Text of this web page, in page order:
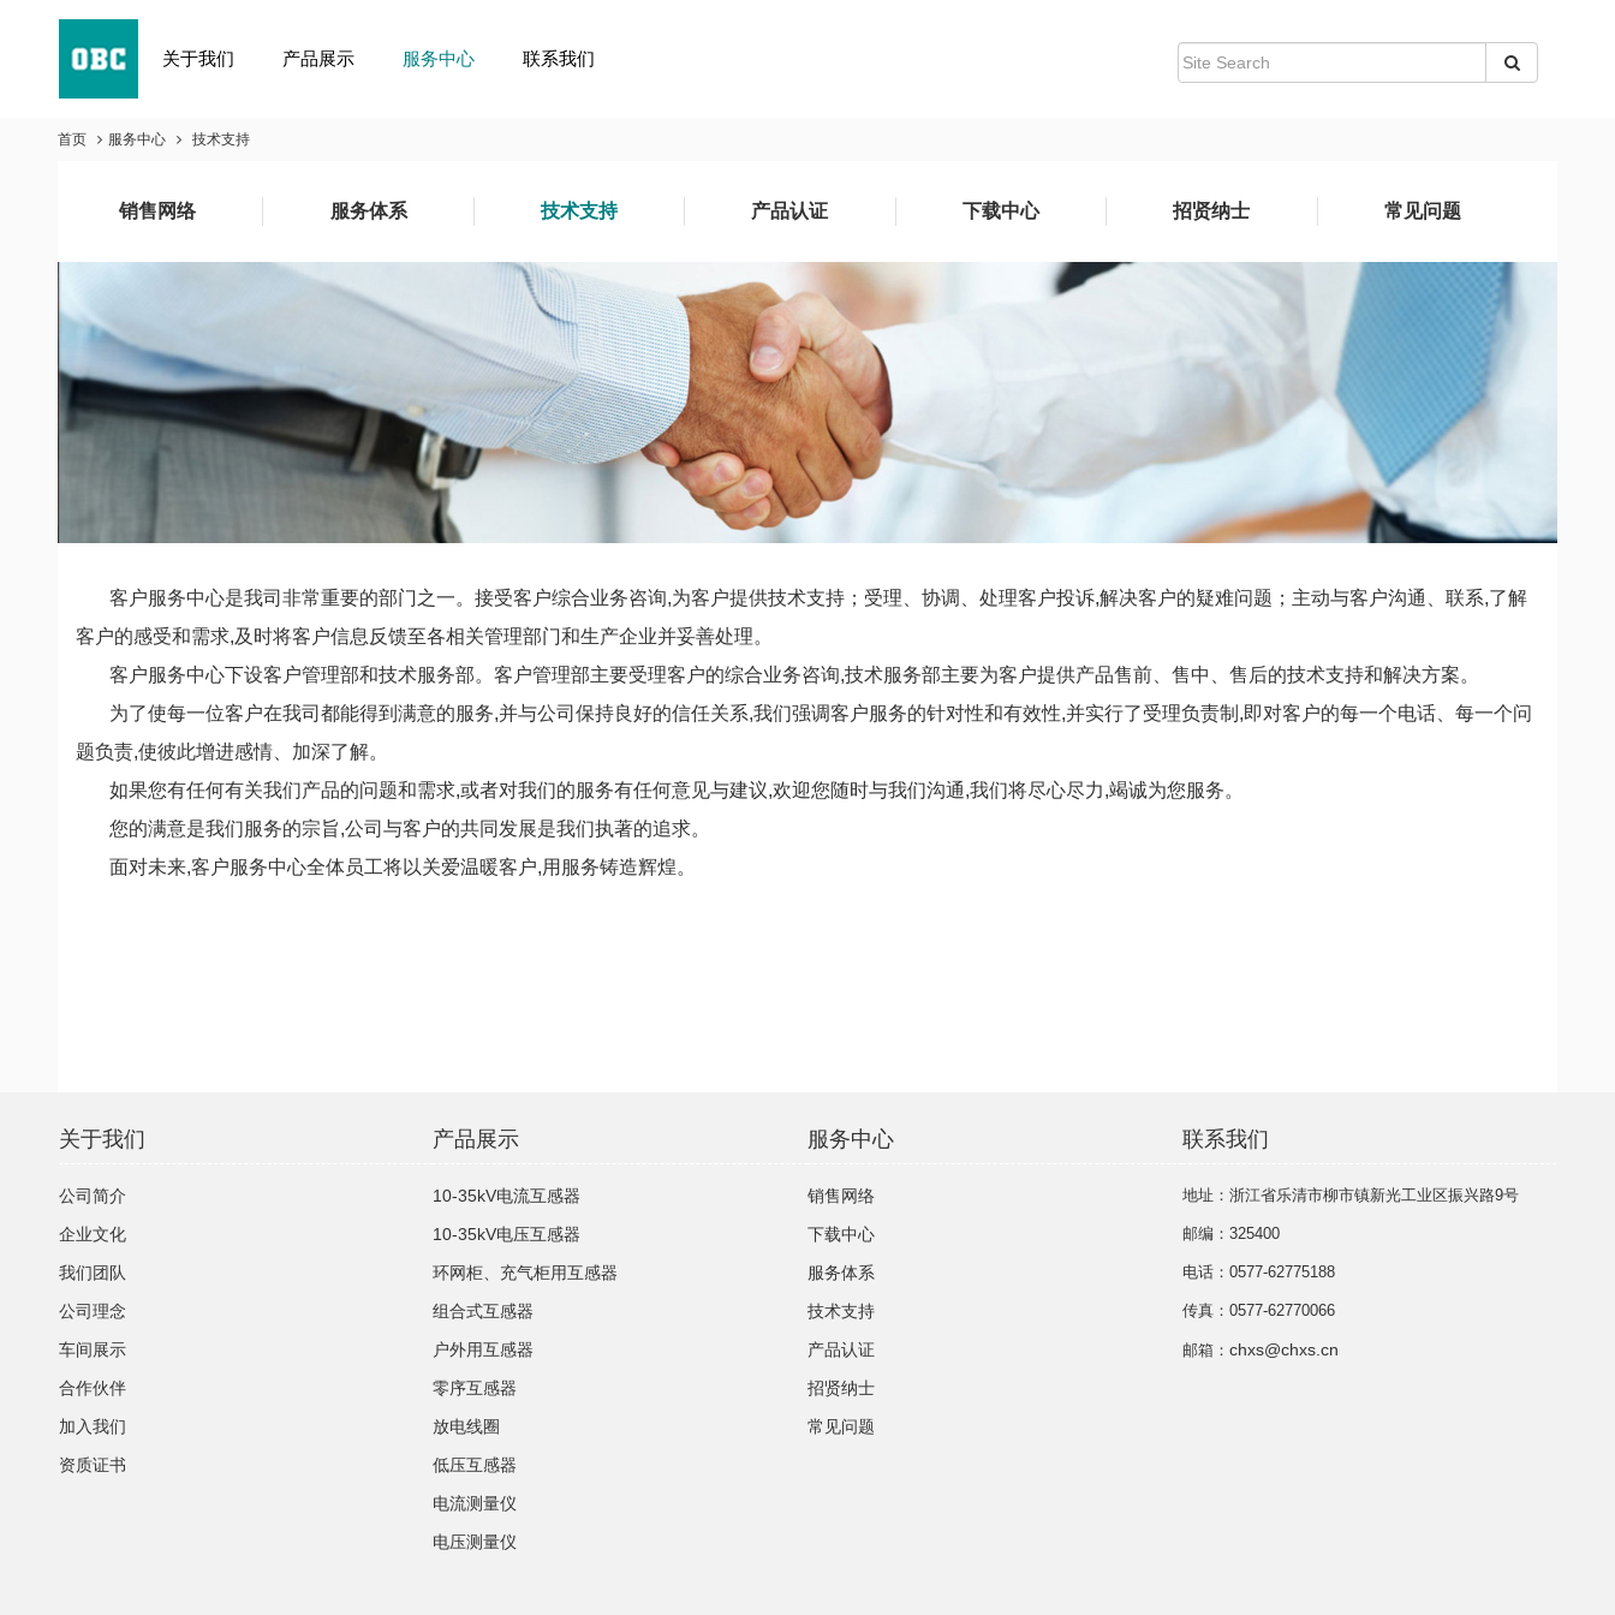
关于我们
产品展示
关于我们 产品展示 服务中心 联系我们
首页 服务中心 技术支持
销售网络 服务体系 技术支持 产品认证 下载中心 招贤纳士 常见问题
客户服务中心是我司非常重要的部门之一。接受客户综合业务咨询,为客户提供技术支持；受理、协调、处理客户投诉,解决客户的疑难问题；主动与客户沟通、联系,了解
客户的感受和需求,及时将客户信息反馈至各相关管理部门和生产企业并妥善处理。
客户服务中心下设客户管理部和技术服务部。客户管理部主要受理客户的综合业务咨询,技术服务部主要为客户提供产品售前、售中、售后的技术支持和解决方案。
为了使每一位客户在我司都能得到满意的服务,并与公司保持良好的信任关系,我们强调客户服务的针对性和有效性,并实行了受理负责制,即对客户的每一个电话、每一个问
题负责,使彼此增进感情、加深了解。
如果您有任何有关我们产品的问题和需求,或者对我们的服务有任何意见与建议,欢迎您随时与我们沟通,我们将尽心尽力,竭诚为您服务。
您的满意是我们服务的宗旨,公司与客户的共同发展是我们执著的追求。
面对未来,客户服务中心全体员工将以关爱温暖客户,用服务铸造辉煌。
关于我们
公司简介
企业文化
我们团队
公司理念
车间展示
合作伙伴
加入我们
资质证书
产品展示
10-35kV电流互感器
10-35kV电压互感器
环网柜、充气柜用互感器
组合式互感器
户外用互感器
零序互感器
放电线圈
低压互感器
电流测量仪
电压测量仪
服务中心
销售网络
下载中心
服务体系
技术支持
产品认证
招贤纳士
常见问题
联系我们
地址：浙江省乐清市柳市镇新光工业区振兴路9号
邮编：325400
电话：0577-62775188
传真：0577-62770066
邮箱： chxs@chxs.cn